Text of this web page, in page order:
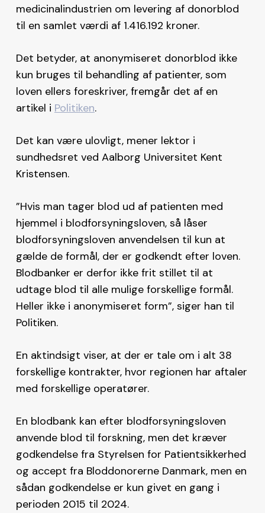
medicinalindustrien om levering af donorblod
til en samlet værdi af 1.416.192 kroner.
Det betyder, at anonymiseret donorblod ikke
kun bruges til behandling af patienter, som
loven ellers foreskriver, fremgår det af en
artikel i Politiken.
Det kan være ulovligt, mener lektor i
sundhedsret ved Aalborg Universitet Kent
Kristensen.
”Hvis man tager blod ud af patienten med
hjemmel i blodforsyningsloven, så låser
blodforsyningsloven anvendelsen til kun at
gælde de formål, der er godkendt efter loven.
Blodbanker er derfor ikke frit stillet til at
udtage blod til alle mulige forskellige formål.
Heller ikke i anonymiseret form”, siger han til
Politiken.
En aktindsigt viser, at der er tale om i alt 38
forskellige kontrakter, hvor regionen har aftaler
med forskellige operatører.
En blodbank kan efter blodforsyningsloven
anvende blod til forskning, men det kræver
godkendelse fra Styrelsen for Patientsikkerhed
og accept fra Bloddonorerne Danmark, men en
sådan godkendelse er kun givet en gang i
perioden 2015 til 2024.